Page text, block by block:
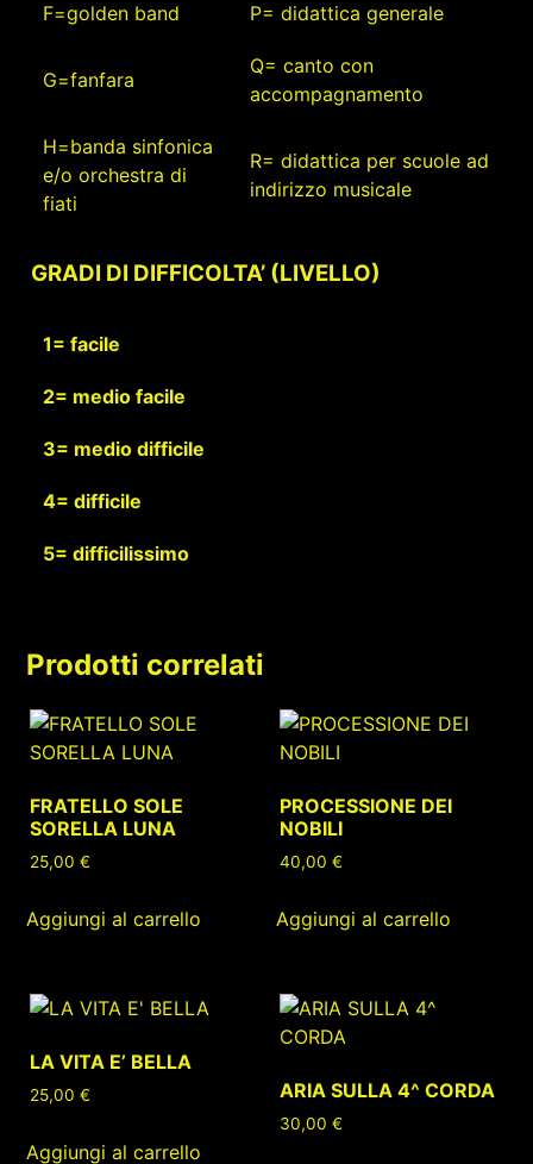
F=golden band P= didattica generale
G=fanfara
Q= canto con
accompagnamento
H=banda sinfonica
e/o orchestra di
fiati
R= didattica per scuole ad
indirizzo musicale
GRADI DI DIFFICOLTA’ (LIVELLO)
1= facile
2= medio facile
3= medio difficile
4= difficile
5= difficilissimo
Prodotti correlati
FRATELLO SOLE
SORELLA LUNA
25,00€
Aggiungi al carrello
PROCESSIONE DEI
NOBILI
40,00€
Aggiungi al carrello
LA VITA E’ BELLA
25,00€
Aggiungi al carrello
ARIA SULLA 4^ CORDA
30,00€